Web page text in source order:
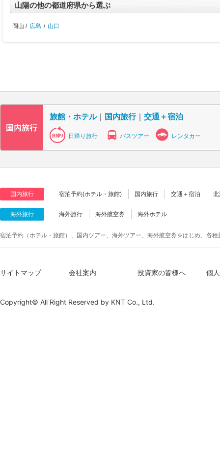
山陽の他の都道府県から選ぶ
岡山 / 広島 / 山口
旅館・ホテル｜ 国内旅行｜ 交通＋宿泊
日帰り旅行 バスツアー レンタカー
国内旅行 宿泊予約(ホテル・旅館) 国内旅行 交通＋宿泊
海外旅行 海外旅行 海外航空券 海外ホテル
宿泊予約（ホテル・旅館）、国内ツアー、海外ツアー、海外航空券をはじめ、各
サイトマップ 会社案内 投資家の皆様へ 個
Copyright© All Right Reserved by KNT Co., Ltd.